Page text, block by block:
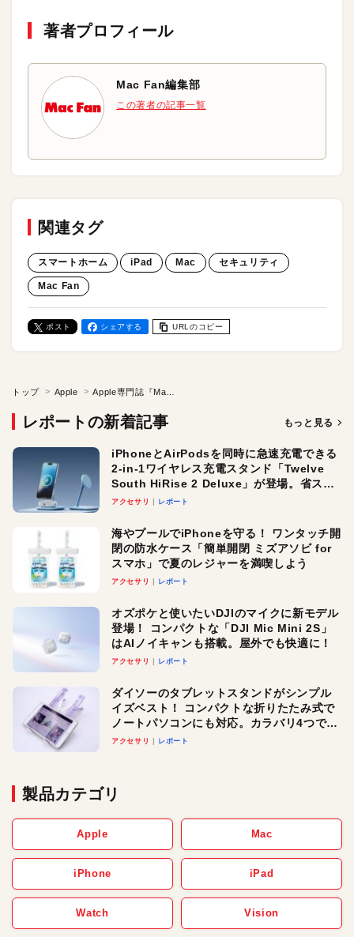
著者プロフィール
Mac Fan編集部
この著者の記事一覧
関連タグ
スマートホーム iPad Mac セキュリティ
Mac Fan
ポスト シェアする URLのコピー
トップ Apple
レポートの新着記事 もっと見る
iPhoneとAirPodsを同時に急速充電できる
2-in-1ワイヤレス充電スタンド「Twelve
South HiRise 2 Deluxe」が登場。省スペ
ースでおしゃれに充電したい人にオスス
アクセサリ レポート
海やプールでiPhoneを守る！ ワンタッチ開
閉の防水ケース「簡単開閉 ミズアソビ for
スマホ」で夏のレジャーを満喫しよう
アクセサリ レポート
オズポケと使いたいDJIのマイクに新モデル
登場！ コンパクトな「DJI Mic Mini 2S」
はAIノイキャンも搭載。屋外でも快適に！
アクセサリ レポート
ダイソーのタブレットスタンドがシンプル
イズベスト！ コンパクトな折りたたみ式で
ノートパソコンにも対応。カラバリ4つで選
べる楽しさも
アクセサリ レポート
製品カテゴリ
Apple Mac
iPhone iPad
Watch Vision